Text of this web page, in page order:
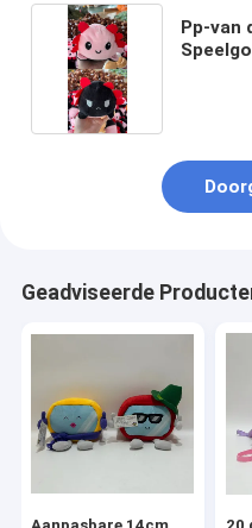
Pp-van
Geadviseerde